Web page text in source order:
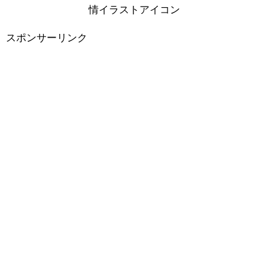
情イラストアイコン
スポンサーリンク